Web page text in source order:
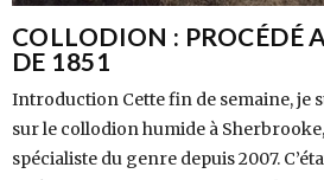
COLLODION : PROCÉDÉ
DE 1851
Introduction Cette fin de semaine, je
sur le collodion humide à
spécialiste du genre depuis 2007.